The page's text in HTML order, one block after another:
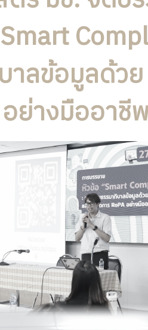
ลข้อมูลด้วย
ย่างมืออาชี